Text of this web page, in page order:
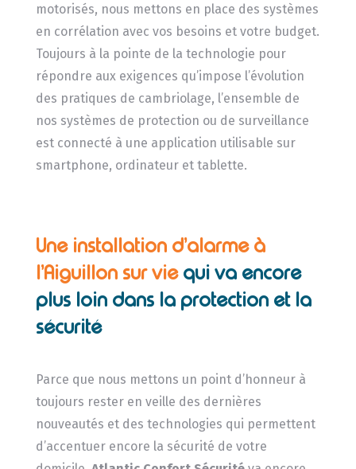
motorisés, nous mettons en place des systèmes
en corrélation avec vos besoins et votre budget.
Toujours à la pointe de la technologie pour
répondre aux exigences qu’impose l’évolution
des pratiques de cambriolage, l’ensemble de
nos systèmes de protection ou de surveillance
est connecté à une application utilisable sur
smartphone, ordinateur et tablette.
Une installation d’alarme à
l’Aiguillon sur vie qui va encore
plus loin dans la protection et la
sécurité
Parce que nous mettons un point d’honneur à
toujours rester en veille des dernières
nouveautés et des technologies qui permettent
d’accentuer encore la sécurité de votre